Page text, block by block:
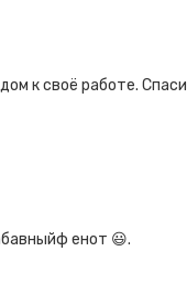
к своё работе.
енот 😃.